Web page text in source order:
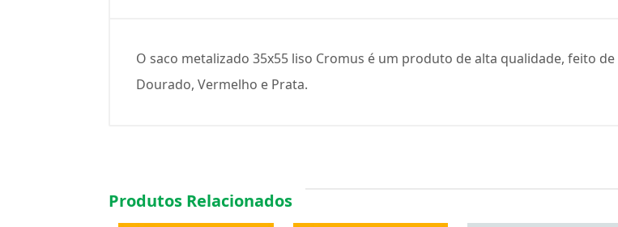
O saco metalizado 35x55 liso Cromus é um produto de alta qualidade, feito
Dourado, Vermelho e Prata.
Produtos Relacionados